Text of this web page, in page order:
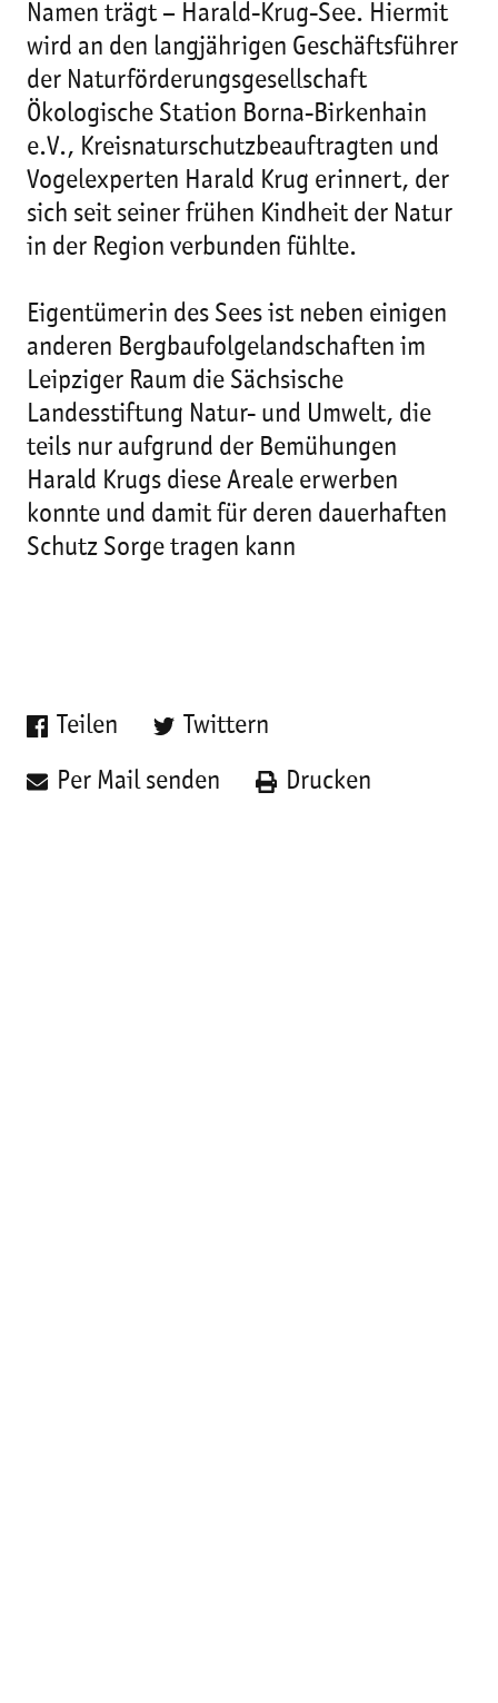
Namen trägt – Harald-Krug-See. Hiermit
wird an den langjährigen Geschäftsführer
der Naturförderungsgesellschaft
Ökologische Station Borna-Birkenhain
e.V., Kreisnaturschutzbeauftragten und
Vogelexperten Harald Krug erinnert, der
sich seit seiner frühen Kindheit der Natur
in der Region verbunden fühlte.
Eigentümerin des Sees ist neben einigen
anderen Bergbaufolgelandschaften im
Leipziger Raum die Sächsische
Landesstiftung Natur- und Umwelt, die
teils nur aufgrund der Bemühungen
Harald Krugs diese Areale erwerben
konnte und damit für deren dauerhaften
Schutz Sorge tragen kann
Teilen Twittern
Per Mail senden Drucken